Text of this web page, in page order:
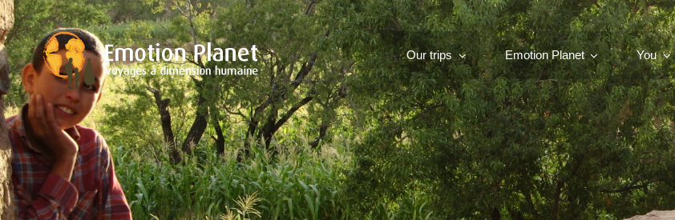
Skip
to
content
Our trips Emotion Planet You